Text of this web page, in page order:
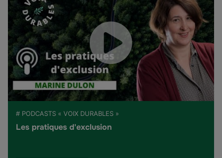
# PODCASTS « VOIX DURABLES »
Les pratiques d'exclusion